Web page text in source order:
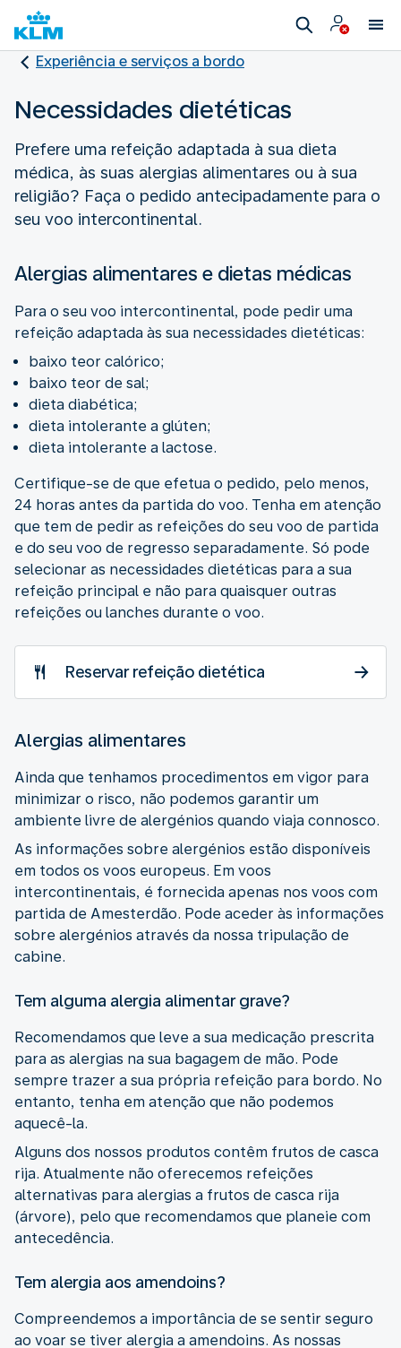
Experiência e serviços a bordo
Necessidades dietéticas
Prefere uma refeição adaptada à sua dieta
médica, às suas alergias alimentares ou à sua
religião? Faça o pedido antecipadamente para o
seu voo intercontinental.
Alergias alimentares e dietas médicas
Para o seu voo intercontinental, pode pedir uma
refeição adaptada às sua necessidades dietéticas:
baixo teor calórico;
baixo teor de sal;
dieta diabética;
dieta intolerante a glúten;
dieta intolerante a lactose.
Certifique-se de que efetua o pedido, pelo menos,
24 horas antes da partida do voo. Tenha em atenção
que tem de pedir as refeições do seu voo de partida
e do seu voo de regresso separadamente. Só pode
selecionar as necessidades dietéticas para a sua
refeição principal e não para quaisquer outras
refeições ou lanches durante o voo.
Reservar refeição dietética
Alergias alimentares
Ainda que tenhamos procedimentos em vigor para
minimizar o risco, não podemos garantir um
ambiente livre de alergénios quando viaja connosco.
As informações sobre alergénios estão disponíveis
em todos os voos europeus. Em voos
intercontinentais, é fornecida apenas nos voos com
partida de Amesterdão. Pode aceder às informações
sobre alergénios através da nossa tripulação de
cabine.
Tem alguma alergia alimentar grave?
Recomendamos que leve a sua medicação prescrita
para as alergias na sua bagagem de mão. Pode
sempre trazer a sua própria refeição para bordo. No
entanto, tenha em atenção que não podemos
aquecê-la.
Alguns dos nossos produtos contêm frutos de casca
rija. Atualmente não oferecemos refeições
alternativas para alergias a frutos de casca rija
(árvore), pelo que recomendamos que planeie com
antecedência.
Tem alergia aos amendoins?
Compreendemos a importância de se sentir seguro
ao voar se tiver alergia a amendoins. As nossas